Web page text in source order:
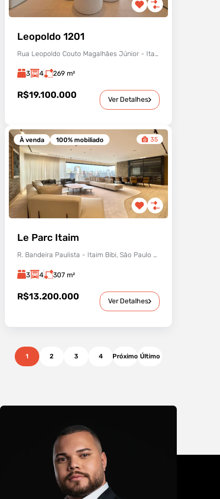
Leopoldo 1201
Rua Leopoldo Couto Magalhães Júnior - Itaim Bibi, São Paulo - SP, Brasil
3 4 269 m²
R$19.100.000 Ver Detalhes
À venda 100% mobiliado 35
Le Parc Itaim
R. Bandeira Paulista - Itaim Bibi, São Paulo - SP, 04532-002, Brasil
3 4 307 m²
R$13.200.000 Ver Detalhes
1 2 3 4 Próximo Último